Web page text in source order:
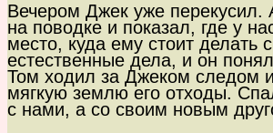
Вечером Джек уже перекусил.
на поводке и показал, где у
место, куда ему стоит делать
естественные дела, и он
Том ходил за Джеком следом
мягкую землю его отходы.
с нами, а со своим новым